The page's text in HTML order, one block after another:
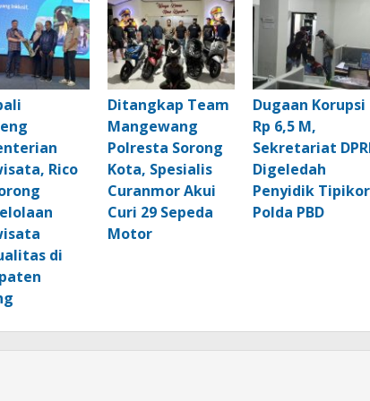
Rico
di
Ditangkap Team
Mangewang
Polresta Sorong
Kota, Spesialis
Curanmor Akui
Curi 29 Sepeda
Motor
Dugaan Korupsi
Rp 6,5 M,
Sekretariat
Digeledah
Penyidik Tipikor
Polda PBD